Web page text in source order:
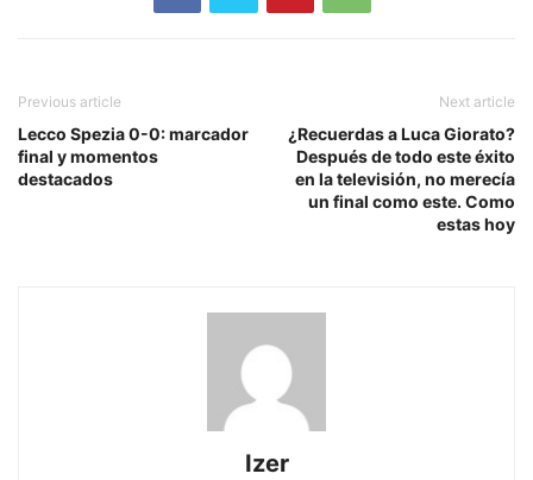
Previous article
Lecco Spezia 0-0: marcador
final y momentos
destacados
Next article
¿Recuerdas a Luca Giorato?
Después de todo este éxito
en la televisión, no merecía
un final como este. Como
estas hoy
Izer